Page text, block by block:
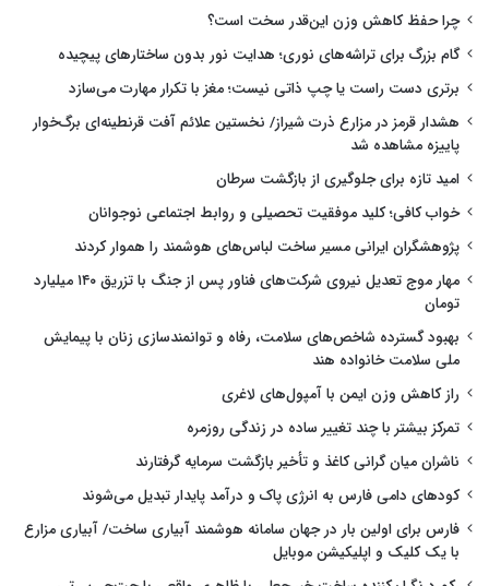
چرا حفظ کاهش وزن این‌قدر سخت است؟
گام بزرگ برای تراشه‌های نوری؛ هدایت نور بدون ساختارهای پیچیده
برتری دست راست یا چپ ذاتی نیست؛ مغز با تکرار مهارت می‌سازد
هشدار قرمز در مزارع ذرت شیراز/ نخستین علائم آفت قرنطینه‌ای برگ‌خوار
پاییزه مشاهده شد
امید تازه برای جلوگیری از بازگشت سرطان
خواب کافی؛ کلید موفقیت تحصیلی و روابط اجتماعی نوجوانان
پژوهشگران ایرانی مسیر ساخت لباس‌های هوشمند را هموار کردند
مهار موج تعدیل نیروی شرکت‌های فناور پس از جنگ با تزریق ۱۴۰ میلیارد
تومان
بهبود گسترده شاخص‌های سلامت، رفاه و توانمندسازی زنان با پیمایش
ملی سلامت خانواده هند
راز کاهش وزن ایمن با آمپول‌های لاغری
تمرکز بیشتر با چند تغییر ساده در زندگی روزمره
ناشران میان گرانی کاغذ و تأخیر بازگشت سرمایه گرفتارند
کودهای دامی فارس به انرژی پاک و درآمد پایدار تبدیل می‌شوند
فارس برای اولین بار در جهان سامانه هوشمند آبیاری ساخت/ آبیاری مزارع
با یک کلیک و اپلیکیشن موبایل